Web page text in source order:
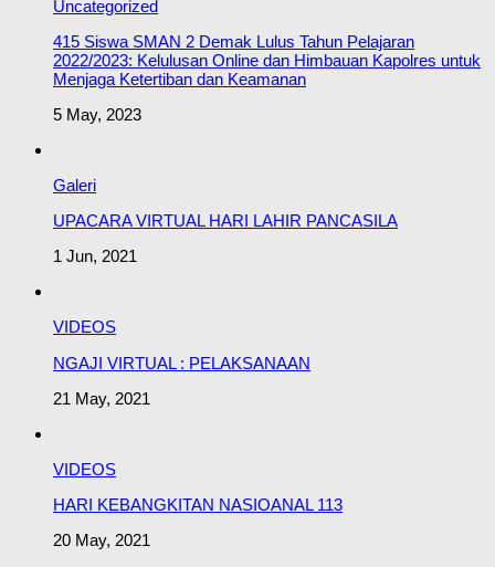
Uncategorized
415 Siswa SMAN 2 Demak Lulus Tahun Pelajaran
2022/2023: Kelulusan Online dan Himbauan Kapolres untuk
Menjaga Ketertiban dan Keamanan
5 May, 2023
Galeri
UPACARA VIRTUAL HARI LAHIR PANCASILA
1 Jun, 2021
VIDEOS
NGAJI VIRTUAL : PELAKSANAAN
21 May, 2021
VIDEOS
HARI KEBANGKITAN NASIOANAL 113
20 May, 2021